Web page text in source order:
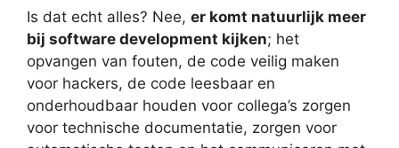
Is dat echt alles? Nee, er komt natuurlijk meer
bij software development kijken; het
opvangen van fouten, de code veilig maken
voor hackers, de code leesbaar en
onderhoudbaar houden voor collega’s zorgen
voor technische documentatie, zorgen voor